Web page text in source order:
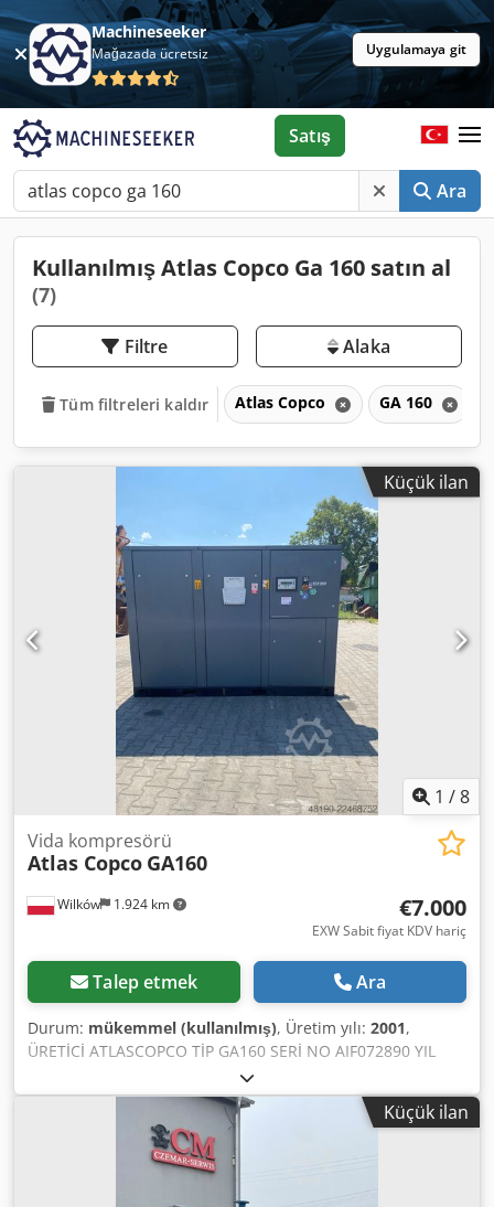
Machineseeker
Mağazada ücretsiz Uygulamaya git
Ara
Satış
Kullanılmış Atlas Copco Ga 160 satın al
(7)
Filtre Alaka
Tüm filtreleri kaldır Atlas Copco GA 160
Küçük ilan
1 /8
Wilków 1.924 km
Vida kompresörü
Atlas Copco GA160
€7.000
EXW Sabit fiyat KDV hariç
Talep etmek Ara
Durum: mükemmel (kullanılmış), Üretim yılı: 2001,
ÜRETİCİ ATLASCOPCO TİP GA160 SERİ NO AIF072890 YIL
2001 GÜÇ (kW) 167 PERFORMANS (m3/dak) 21 BASINÇ (bar)
8.5 ÇALIŞMA SAATİ (SERVİS/TOPLAM) FREKANS DEĞİŞTİRİCİ
Yok ENTEGRE KURUTUCU Yok ISI DEĞİŞTİRİCİ Yok
SOĞUTMA (HAVA/SU) Hava TANK ÜZERİNDE Yok
DÖKÜMANLAR Yok Chsdpezq Afusfx Ahhea BAĞLANTI 3
Küçük ilan